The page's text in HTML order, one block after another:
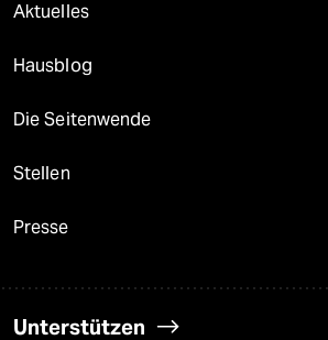
Aktuelles
Hausblog
Die Seitenwende
Stellen
Presse
Unterstützen